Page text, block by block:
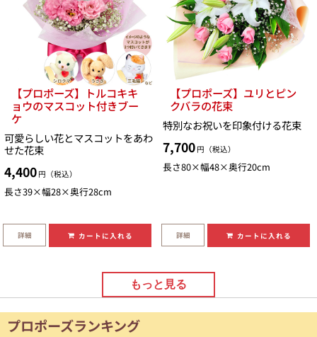
【プロポーズ】トルコキキ
ョウのマスコット付きブー
ケ
可愛らしい花とマスコットをあわ
せた花束
4,400 円（税込）
長さ39×幅28×奥行28cm
詳細 カートに入れる
【プロポーズ】ユリとピン
クバラの花束
特別なお祝いを印象付ける花束
7,700 円（税込）
長さ80×幅48×奥行20cm
詳細 カートに入れる
もっと見る
プロポーズランキング